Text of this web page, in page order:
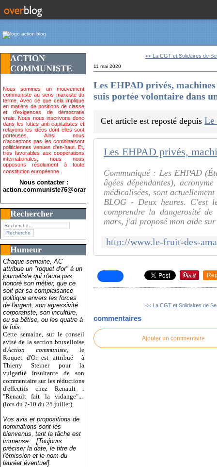
ACTION
COMMUNISTE
Nous sommes un mouvement
communiste au sens marxiste du
terme. Avec ce que cela implique
en matière de positions de classe
et d'exigences de démocratie
vraie. Nous nous inscrivons donc
dans les luttes anti-capitalistes et
relayons les idées dont elles sont
porteuses. Ainsi, nous
n'acceptons pas les combinaisont
politiciennes venues d'en-haut. Et,
très favorables aux coopérations
internationales, nous nous
opposons résolument à toute
constitution européenne.
Nous contacter :
action.communiste76@orange.fr>
Rechercher
Humeur
Chaque semaine, AC
attribue un "roquet d'or" à un
journaliste qui n'aura pas
honoré son métier, que ce
soit par sa complaisance
politique envers les forces
de l'argent, son agressivité
corporatiste, son inculture,
ou sa bêtise, ou les quatre à
la fois.
Cette semaine, sur le conseil
avisé de la section bruxelloise
d'Action communiste , le
Roquet d'Or est attribué
à
Thierry Steiner pour la
vulgarité insultante de son
commentaire sur les réductions
d'effectifs chez Renault :
"Renault fait la vidange"...
(lors du 7-10 du 25 juillet).
Vos avis et propositions de
nominations sont les
bienvenus, tant la tâche est
immense... [Toujours
préciser la date, le titre de
l'émission et le nom du
lauréat éventuel].
<< La CGT et Solidaires de
11 mai 2020
Les EHPAD privés,
suis portée volontaire dans
Cet article est reposté depuisLe
Communiqué : Les EHPAD
âgées dépendantes),
médicalisées, sont
BLOG - Deux heures. C'est
comprendre la dangerosité
mars, j'ai proposé mon aide
<< La CGT et Solidaires de
commentaires
Ajouter un commentaire